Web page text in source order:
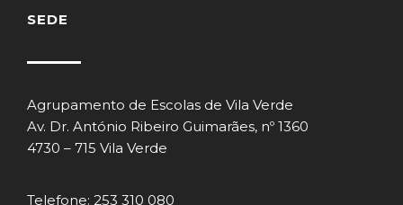
SEDE
Agrupamento de Escolas de Vila Verde
Av. Dr. António Ribeiro Guimarães, nº 1360
4730 – 715 Vila Verde
Telefone: 253 310 080